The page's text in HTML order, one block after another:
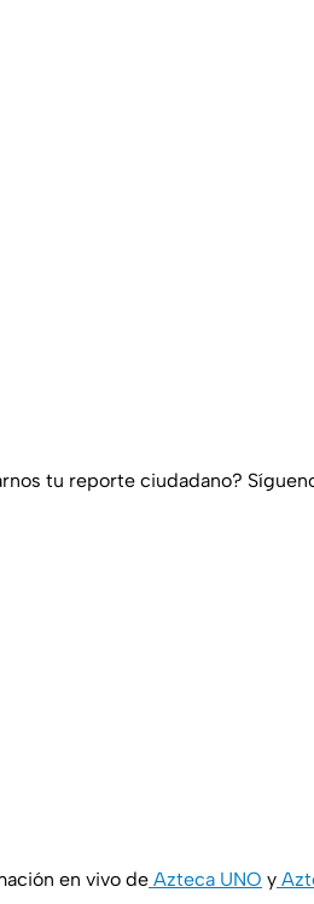
tu reporte ciudadano?
en vivo de Azteca UNO y